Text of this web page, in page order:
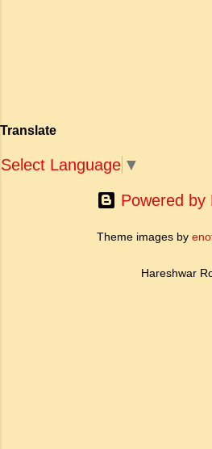
ऐतिहासिक प्रासंगिकता असाधारण
Translate
Select Language ▼
Powered by
Theme images by
Hareshwar